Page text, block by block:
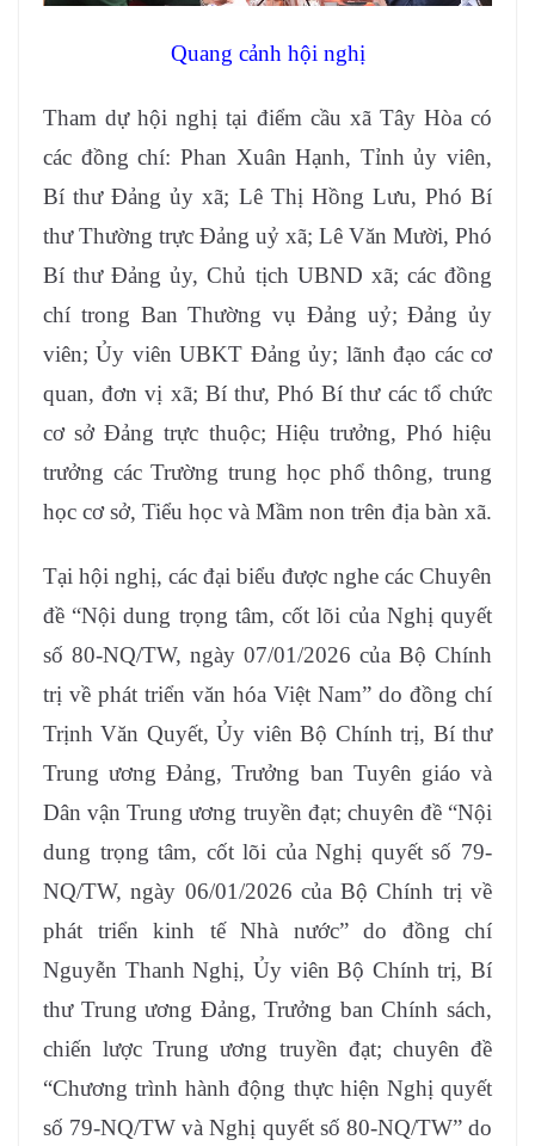
Quang cảnh hội nghị
Tham dự hội nghị tại điểm cầu xã Tây Hòa có
các đồng chí: Phan Xuân Hạnh, Tỉnh ủy viên,
Bí thư Đảng ủy xã; Lê Thị Hồng Lưu, Phó Bí
thư Thường trực Đảng uỷ xã; Lê Văn Mười, Phó
Bí thư Đảng ủy, Chủ tịch UBND xã; các đồng
chí trong Ban Thường vụ Đảng uỷ; Đảng ủy
viên; Ủy viên UBKT Đảng ủy; lãnh đạo các cơ
quan, đơn vị xã; Bí thư, Phó Bí thư các tổ chức
cơ sở Đảng trực thuộc; Hiệu trưởng, Phó hiệu
trưởng các Trường trung học phổ thông, trung
học cơ sở, Tiểu học và Mầm non trên địa bàn xã.
Tại hội nghị, các đại biểu được nghe các Chuyên
đề “Nội dung trọng tâm, cốt lõi của Nghị quyết
số 80-NQ/TW, ngày 07/01/2026 của Bộ Chính
trị về phát triển văn hóa Việt Nam” do đồng chí
Trịnh Văn Quyết, Ủy viên Bộ Chính trị, Bí thư
Trung ương Đảng, Trưởng ban Tuyên giáo và
Dân vận Trung ương truyền đạt; chuyên đề “Nội
dung trọng tâm, cốt lõi của Nghị quyết số 79-
NQ/TW, ngày 06/01/2026 của Bộ Chính trị về
phát triển kinh tế Nhà nước” do đồng chí
Nguyễn Thanh Nghị, Ủy viên Bộ Chính trị, Bí
thư Trung ương Đảng, Trưởng ban Chính sách,
chiến lược Trung ương truyền đạt; chuyên đề
“Chương trình hành động thực hiện Nghị quyết
số 79-NQ/TW và Nghị quyết số 80-NQ/TW” do